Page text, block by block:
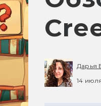
Дарья
14